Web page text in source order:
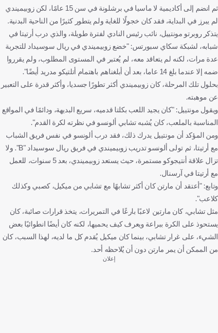
ثم انضم إلى أكاديمية لا ماسيا في برشلونة في سن 15 عامًا، لكن زوبيميندي
لم يبرز في البداية، فقد كان خجولًا للغاية ولم يتطور كثيرًا من الناحية البدنية.
يتذكر روبرتو مونتييل، نائب رئيس النادي لفترة طويلة، والذي درب أرتيتا في
شبابه، لشبكة سكاي سبورتس: "خضع زوبيميندي في ريال سوسيداد للتجربة
عدة مرات، لكنه لم يتعاقد معه، لم يُعتبر في المستوى المطلوب، ولم يقرروا
ضمه إلا عندما بلغ 14 عاما، بعد أن أبلغناهم باهتمام أتلتيكو مدريد أيضًا".
بحلول تلك المرحلة، كان زوبيميندي أكثر تطورًا جسديا، وأكثر قدرة على التعبير
عن موهبته.
ويقول مونتييل: "كان يجيد اللعب بكلتا قدميه، سريع البديهة، ودائمًا في المواقع
المناسبة بالملعب، كان يُشبه تشابي ألونسو في نظرته لكرة القدم".
ومن المؤكد أن مونتييل يدرك ذلك، فقد درب ألونسو في نفس فريق الشباب
مع أرتيتا، ثم تولى ألونسو تدريب زوبيميندي في فريق ريال سوسيداد "B". ولا
تزال علاقة أنتيجوكو مستمرة، حيث يستعد زوبيميندي، بعد 5 سنوات، للعمل
مع أرتيتا في آرسنال.
وتابع: "أعتقد أن مارتن كان أكثر تشابهًا مع تشابي من ميكيل، كصبي وكذلك
كلاعب".
مثل تشابي، كان مارتين لاعبًا بارعًا في التمريرات، يتخذ قرارات صائبة، كان
يستحوذ على الكرة ببراعة ويعرف كيف يحميها، لكنه كان أيضًا انطوائيًا بعض
الشيء، على غرار تشابي، بينما كان ميكيل يُقدم كل ما لديه، لهذا السبب، كان
من الممكن أن يمر مارتن دون أن يُلاحظه أحد.
إعلان